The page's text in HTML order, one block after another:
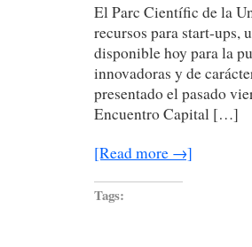
El Parc Científic de la
recursos para start-ups,
disponible hoy para la
innovadoras y de
presentado el pasado
Encuentro Capital […]
[Read more →]
Tags: